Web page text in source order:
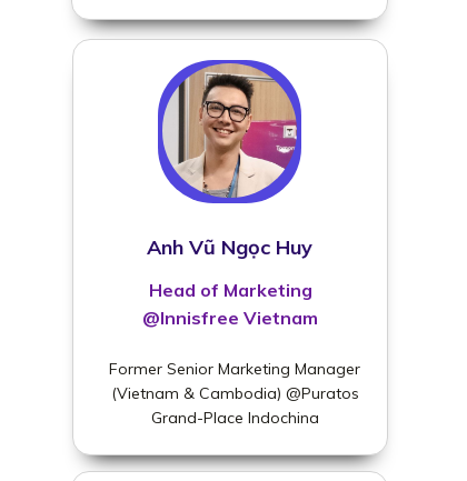
Anh Vũ Ngọc Huy
Head of Marketing
@Innisfree Vietnam
Former Senior Marketing Manager
(Vietnam & Cambodia) @Puratos
Grand-Place Indochina